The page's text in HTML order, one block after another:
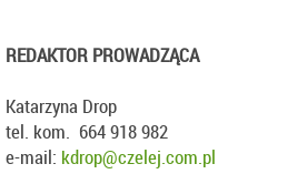
REDAKTOR PROWADZĄCA
Katarzyna Drop
tel. kom. 664 918 982
e-mail: kdrop@czelej.com.pl